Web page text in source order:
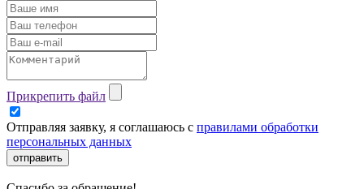
Прикрепить файл
Отправляя заявку, я соглашаюсь с правилами обработки
персональных данных
отправить